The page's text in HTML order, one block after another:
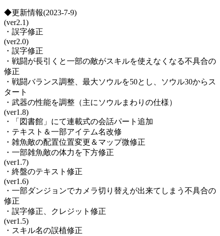
◆更新情報(2023-7-9)
(ver2.1)
・誤字修正
(ver2.0)
・誤字修正
・戦闘が長引くと一部の敵がスキルを使えなくなる不具合の
修正
・戦闘バランス調整、最大ソウルを50とし、ソウル30からス
タート
・武器の性能を調整（主にソウルまわりの仕様）
(ver1.8)
・「図書館」にて連載式の会話パート追加
・テキスト＆一部アイテム名改修
・雑魚敵の配置位置変更＆マップ微修正
・一部雑魚敵の体力を下方修正
(ver1.7)
・終盤のテキスト修正
(ver1.6)
・一部ダンジョンでカメラ切り替えが出来てしまう不具合の
修正
・誤字修正、クレジット修正
(ver1.5)
・スキル名の誤植修正